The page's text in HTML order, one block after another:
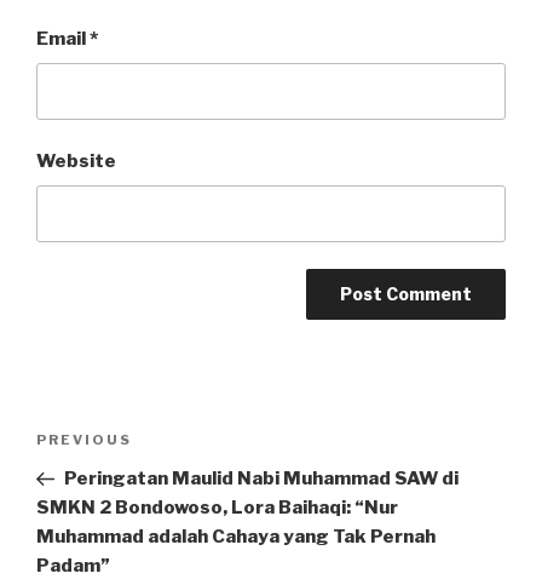
Email *
Website
PREVIOUS
Peringatan Maulid Nabi Muhammad SAW di
SMKN 2 Bondowoso, Lora Baihaqi: “Nur
Muhammad adalah Cahaya yang Tak Pernah
Padam”